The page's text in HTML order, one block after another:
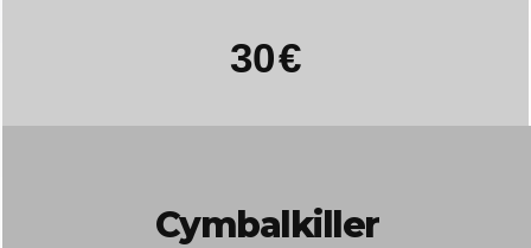
30€
Cymbalkiller